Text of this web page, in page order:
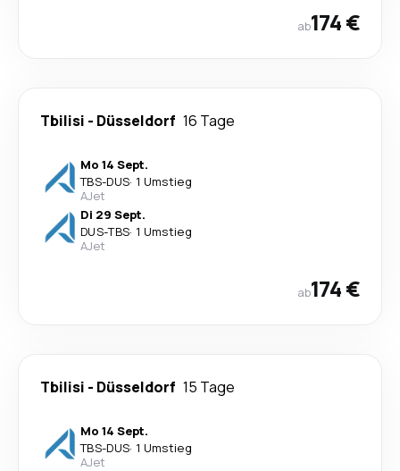
ab174 €
Tbilisi - Düsseldorf 16 Tage
Mo 14 Sept.
TBS-DUS· 1 Umstieg
AJet
Di 29 Sept.
DUS-TBS· 1 Umstieg
AJet
ab174 €
Tbilisi - Düsseldorf 15 Tage
Mo 14 Sept.
TBS-DUS· 1 Umstieg
AJet